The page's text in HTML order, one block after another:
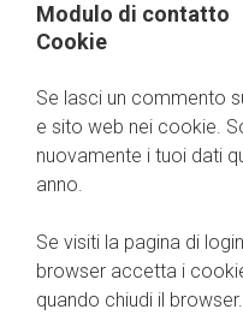
Modulo di contatto
Cookie
Se lasci un commento
e sito web nei cookie.
nuovamente i tuoi dati
anno.
Se visiti la pagina di
browser accetta i
quando chiudi il browser.